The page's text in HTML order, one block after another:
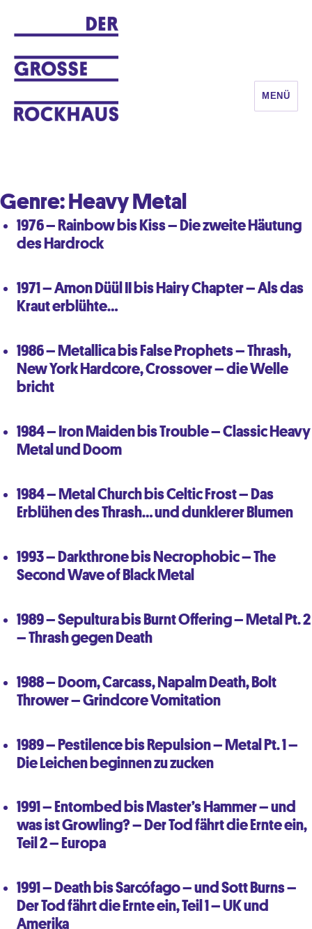
MENÜ
Genre:Heavy Metal
1976 – Rainbow bis Kiss – Die zweite Häutung
des Hardrock
1971 – Amon Düül II bis Hairy Chapter – Als das
Kraut erblühte…
1986 – Metallica bis False Prophets – Thrash,
New York Hardcore, Crossover – die Welle
bricht
1984 – Iron Maiden bis Trouble – Classic Heavy
Metal und Doom
1984 – Metal Church bis Celtic Frost – Das
Erblühen des Thrash… und dunklerer Blumen
1993 – Darkthrone bis Necrophobic – The
Second Wave of Black Metal
1989 – Sepultura bis Burnt Offering – Metal Pt. 2
– Thrash gegen Death
1988 – Doom, Carcass, Napalm Death, Bolt
Thrower – Grindcore Vomitation
1989 – Pestilence bis Repulsion – Metal Pt. 1 –
Die Leichen beginnen zu zucken
1991 – Entombed bis Master’s Hammer – und
was ist Growling? – Der Tod fährt die Ernte ein,
Teil 2 – Europa
1991 – Death bis Sarcófago – und Sott Burns –
Der Tod fährt die Ernte ein, Teil 1 – UK und
Amerika